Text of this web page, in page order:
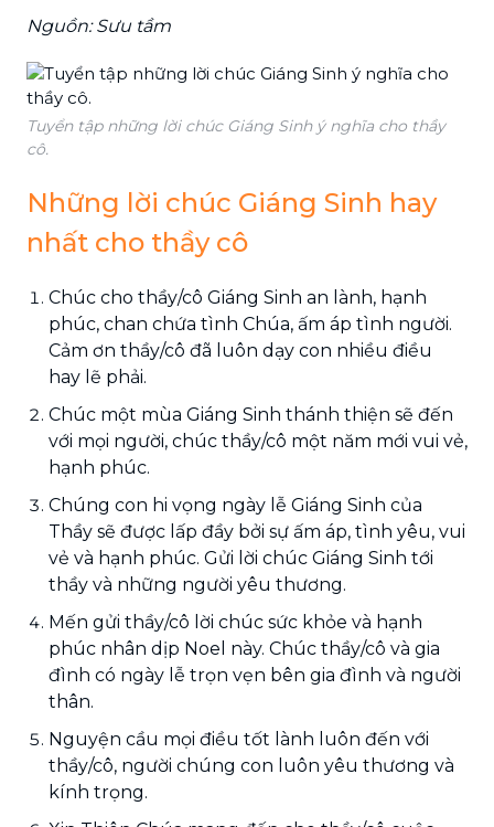
Nguồn: Sưu tầm
Tuyển tập những lời chúc Giáng Sinh ý nghĩa cho thầy
cô.
Những lời chúc Giáng Sinh hay
nhất cho thầy cô
Chúc cho thầy/cô Giáng Sinh an lành, hạnh
phúc, chan chứa tình Chúa, ấm áp tình người.
Cảm ơn thầy/cô đã luôn dạy con nhiều điều
hay lẽ phải.
Chúc một mùa Giáng Sinh thánh thiện sẽ đến
với mọi người, chúc thầy/cô một năm mới vui vẻ,
hạnh phúc.
Chúng con hi vọng ngày lễ Giáng Sinh của
Thầy sẽ được lấp đầy bởi sự ấm áp, tình yêu, vui
vẻ và hạnh phúc. Gửi lời chúc Giáng Sinh tới
thầy và những người yêu thương.
Mến gửi thầy/cô lời chúc sức khỏe và hạnh
phúc nhân dịp Noel này. Chúc thầy/cô và gia
đình có ngày lễ trọn vẹn bên gia đình và người
thân.
Nguyện cầu mọi điều tốt lành luôn đến với
thầy/cô, người chúng con luôn yêu thương và
kính trọng.